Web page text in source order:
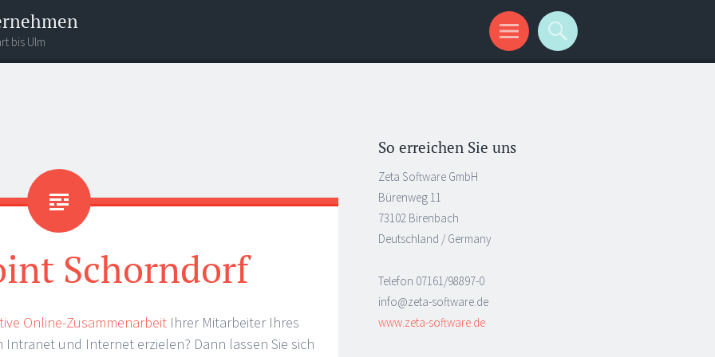
bis Ulm
Schorndorf
Online-Zusammenarbeit Ihrer Mitarbeiter Ihres
und Internet erzielen? Dann lassen Sie sich
So erreichen Sie uns
Zeta Software GmbH
Bürenweg 11
73102 Birenbach
Deutschland / Germany
Telefon 07161/98897-0
info@zeta-software.de
www.zeta-software.de